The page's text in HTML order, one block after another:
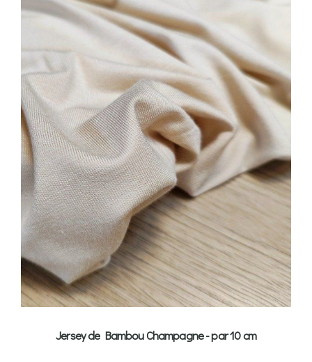
Jersey de Bambou Champagne - par 10 cm